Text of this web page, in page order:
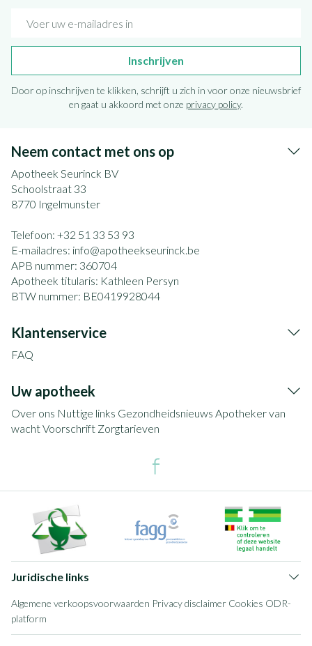
Inschrijven
Door op inschrijven te klikken, schrijft u zich in voor onze nieuwsbrief
en gaat u akkoord met onze privacy policy.
Neem contact met ons op
Apotheek Seurinck BV
Schoolstraat 33
8770 Ingelmunster
Telefoon: +32 51 33 53 93
E-mailadres: info@apotheekseurinck.be
APB nummer: 360704
Apotheek titularis: Kathleen Persyn
BTW nummer: BE0419928044
Klantenservice
FAQ
Uw apotheek
Over ons Nuttige links Gezondheidsnieuws Apotheker van
wachtVoorschrift Zorgtarieven
Juridische links
Algemene verkoopsvoorwaarden Privacy disclaimer Cookies ODR-
platform